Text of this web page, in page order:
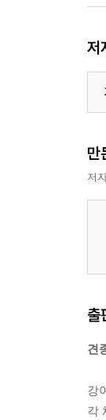
저
만
저
출
견
강
각